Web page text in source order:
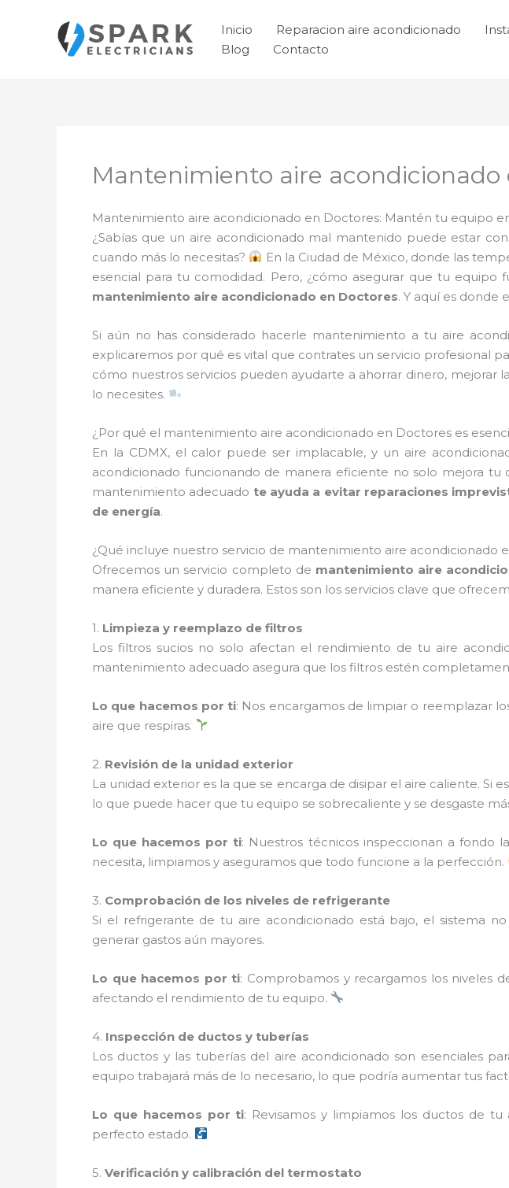
contenido
Inicio Reparacion aire acondicionado
Blog
Contacto
Mantenimiento aire acondicionado
Mantenimiento aire acondicionado en Doctores: Mantén tu equipo
¿Sabías que un aire acondicionado mal mantenido puede estar
cuando más lo necesitas?
En la Ciudad de México, donde las
esencial para tu comodidad. Pero, ¿cómo asegurar que tu
mantenimiento aire acondicionado en Doctores. Y aquí es donde
Si aún no has considerado hacerle mantenimiento a tu aire
explicaremos por qué es vital que contrates un servicio profesional
cómo nuestros servicios pueden ayudarte a ahorrar dinero,
lo necesites.
¿Por qué el mantenimiento aire acondicionado en Doctores es
En la CDMX, el calor puede ser implacable, y un aire
acondicionado funcionando de manera eficiente no solo mejora
mantenimiento adecuado te ayuda a evitar reparaciones
de energía.
¿Qué incluye nuestro servicio de mantenimiento aire acondicionado
Ofrecemos un servicio completo de mantenimiento aire
manera eficiente y duradera. Estos son los servicios clave que
1. Limpieza y reemplazo de filtros
Los filtros sucios no solo afectan el rendimiento de tu aire
mantenimiento adecuado asegura que los filtros estén
Lo que hacemos por ti: Nos encargamos de limpiar o reemplazar
aire que respiras.
2. Revisión de la unidad exterior
La unidad exterior es la que se encarga de disipar el aire caliente.
lo que puede hacer que tu equipo se sobrecaliente y se desgaste
Lo que hacemos por ti: Nuestros técnicos inspeccionan a fondo
necesita, limpiamos y aseguramos que todo funcione a la perfección.
3. Comprobación de los niveles de refrigerante
Si el refrigerante de tu aire acondicionado está bajo, el sistema
generar gastos aún mayores.
Lo que hacemos por ti: Comprobamos y recargamos los niveles
afectando el rendimiento de tu equipo.
4. Inspección de ductos y tuberías
Los ductos y las tuberías del aire acondicionado son esenciales
equipo trabajará más de lo necesario, lo que podría aumentar tus
Lo que hacemos por ti: Revisamos y limpiamos los ductos de
perfecto estado.
5. Verificación y calibración del termostato